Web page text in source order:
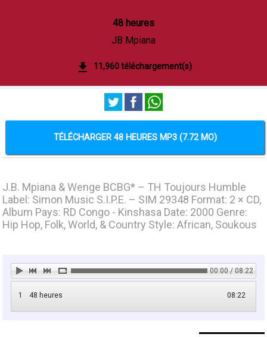
48 heures
JB Mpiana
11,960 téléchargement(s)
TÉLÉCHARGER 48 HEURES MP3 (7.72 MO)
J.B. Mpiana & Wenge BCBG* ‎– TH Toujours Humble
Label: Simon Music S.I.P.E. ‎– SIM 29348 Format: 2 × CD,
Album Pays: RD Congo - Kinshasa Date: 2000 Genre:
Hip Hop, Folk, World, & Country Style: African, Soukous
00:00 / 08:22
1 08:22
48 heures